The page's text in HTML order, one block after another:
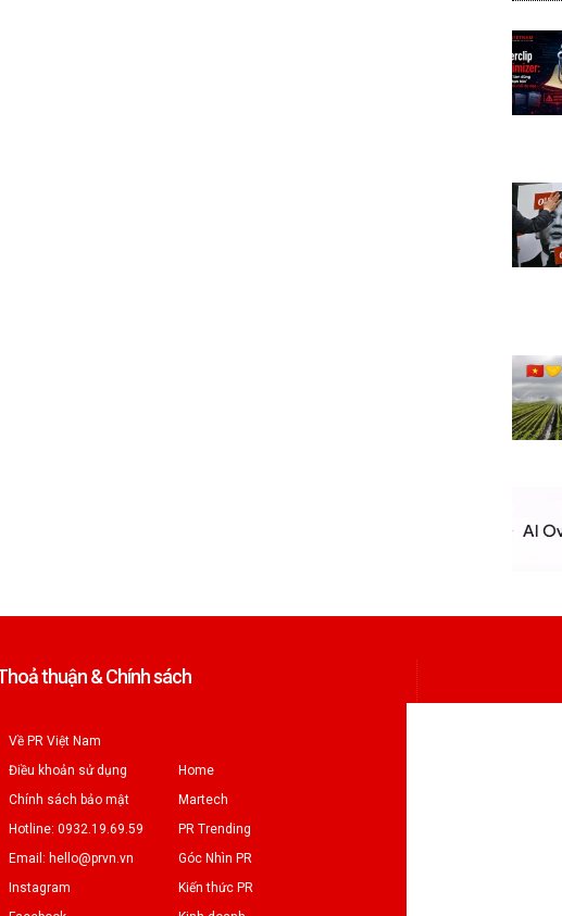
thuận & Chính sách
Về PR Việt Nam
Điều khoản sử dụng
Chính sách bảo mật
Hotline: 0932.19.69.59
Email: hello@prvn.vn
Instagram
Home
Martech
PR Trending
Góc Nhìn PR
Kiến thức PR